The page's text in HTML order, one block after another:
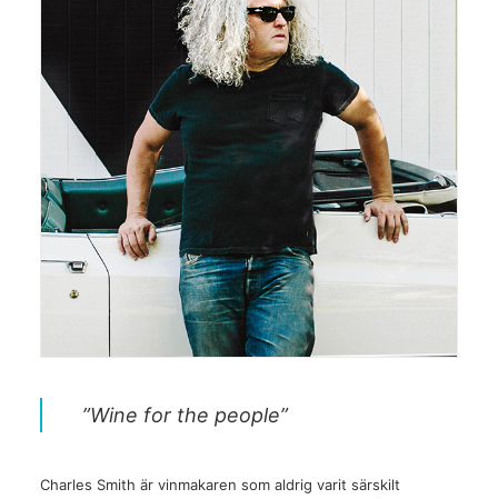
”Wine for the people”
Charles Smith är vinmakaren som aldrig varit särskilt